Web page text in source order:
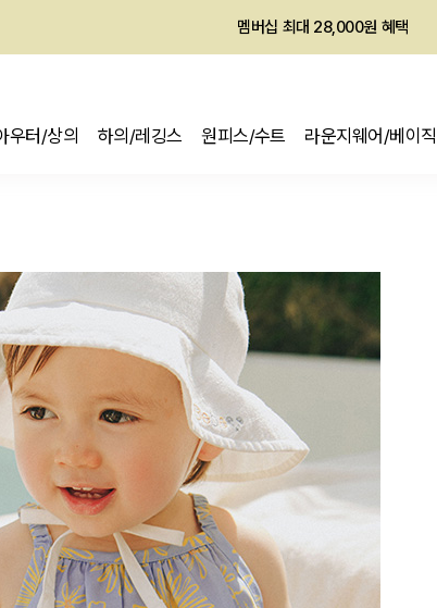
회원전용 아울렛, 가입하면 ~60% 할인!
우터/상의 하의/레깅스 원피스/수트 라운지웨어/베이직